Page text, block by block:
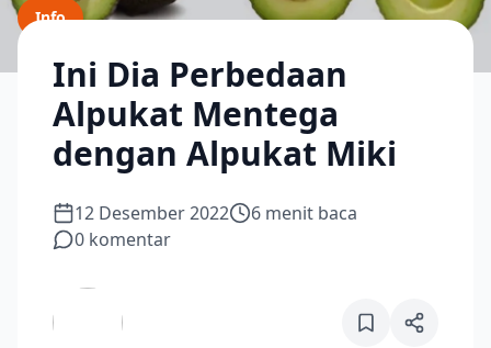
Info
Ini Dia Perbedaan
Alpukat Mentega
dengan Alpukat Miki
12 Desember 2022 6 menit baca
0 komentar